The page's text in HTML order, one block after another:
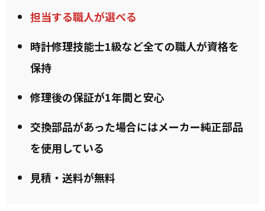
担当する職人が選べる
時計修理技能士1級など全ての職人が資格を
保持
修理後の保証が1年間と安心
交換部品があった場合にはメーカー純正部品
を使用している
見積・送料が無料